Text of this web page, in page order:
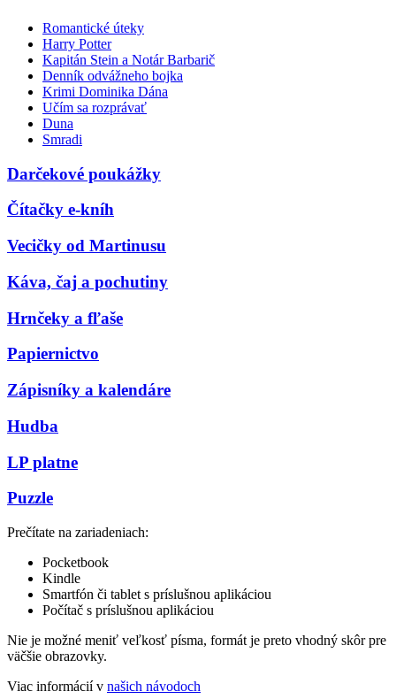
Romantické úteky
Harry Potter
Kapitán Stein a Notár Barbarič
Denník odvážneho bojka
Krimi Dominika Dána
Učím sa rozprávať
Duna
Smradi
Darčekové poukážky
Čítačky e-kníh
Vecičky od Martinusu
Káva, čaj a pochutiny
Hrnčeky a fľaše
Papiernictvo
Zápisníky a kalendáre
Hudba
LP platne
Puzzle
Prečítate na zariadeniach:
Pocketbook
Kindle
Smartfón či tablet s príslušnou aplikáciou
Počítač s príslušnou aplikáciou
Nie je možné meniť veľkosť písma, formát je preto vhodný skôr pre
väčšie obrazovky.
Viac informácií v našich návodoch